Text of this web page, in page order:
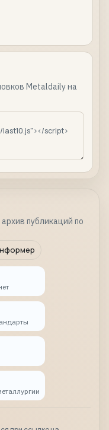
Metaldaily на
публикаций по